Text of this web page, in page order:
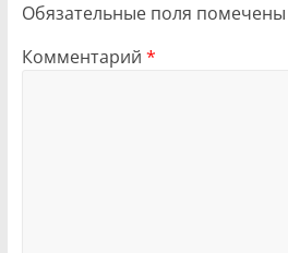
Обязательные поля помечены
Комментарий *